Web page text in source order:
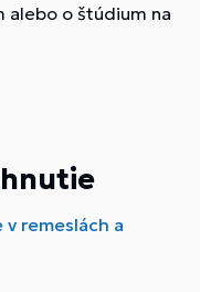
alebo o štúdium na
remeslách a